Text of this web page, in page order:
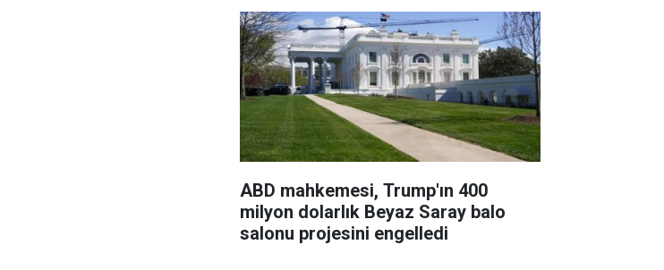
ABD mahkemesi, Trump'ın 400
milyon dolarlık Beyaz Saray balo
salonu projesini engelledi